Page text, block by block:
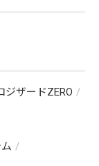
ジザードZERO